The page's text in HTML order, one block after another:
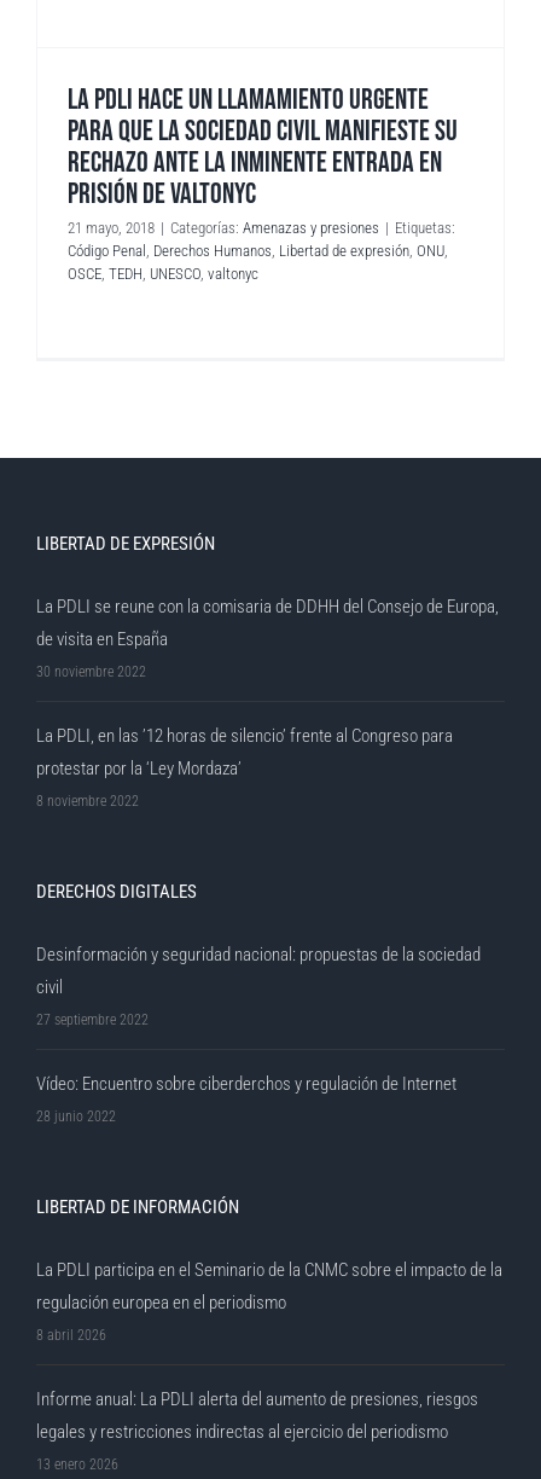
LA PDLI HACE UN LLAMAMIENTO URGENTE
PARA QUE LA SOCIEDAD CIVIL MANIFIESTE SU
RECHAZO ANTE LA INMINENTE ENTRADA EN
PRISIÓN DE VALTONYC
21 mayo, 2018 | Categorías: Amenazas y presiones | Etiquetas:
Código Penal , Derechos Humanos, Libertad de expresión, ONU,
OSCE, TEDH, UNESCO, valtonyc
LIBERTAD DE EXPRESIÓN
La PDLI se reune con la comisaria de DDHH del Consejo de Europa,
de visita en España
30 noviembre 2022
La PDLI, en las ’12 horas de silencio’ frente al Congreso para
protestar por la ‘Ley Mordaza’
8 noviembre 2022
DERECHOS DIGITALES
Desinformación y seguridad nacional: propuestas de la sociedad
civil
27 septiembre 2022
Vídeo: Encuentro sobre ciberderchos y regulación de Internet
28 junio 2022
LIBERTAD DE INFORMACIÓN
La PDLI participa en el Seminario de la CNMC sobre el impacto de la
regulación europea en el periodismo
8 abril 2026
Informe anual: La PDLI alerta del aumento de presiones, riesgos
legales y restricciones indirectas al ejercicio del periodismo
13 enero 2026